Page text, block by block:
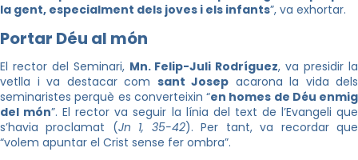
la gent, especialment dels joves i els infants”, va exhortar.
Portar Déu al món
El rector del Seminari, Mn. Felip-Juli Rodríguez, va presidir la
vetlla i va destacar com sant Josep acarona la vida dels
seminaristes perquè es converteixin “en homes de Déu enmig
del món”. El rector va seguir la línia del text de l’Evangeli que
s’havia proclamat (Jn 1, 35-42). Per tant, va recordar que
“volem apuntar el Crist sense fer ombra”.